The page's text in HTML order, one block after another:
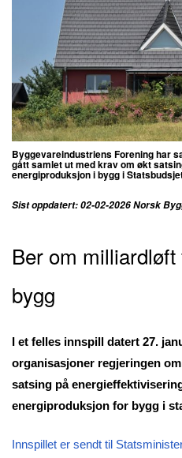
Byggevareindustriens Forening har
gått samlet ut med krav om økt
energiproduksjon i bygg i
Sist oppdatert: 02-02-2026 Norsk
Ber om
bygg
I et felles innspill datert 27.
organisasjoner regjeringen
satsing på
energiproduksjon for bygg i
Innspillet er sendt til